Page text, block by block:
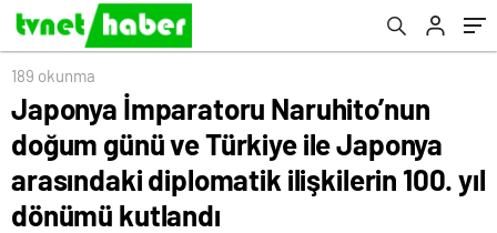
diplomatik ilişkilerin 100. yıl dönümü
kutlandı
189 okunma
Japonya İmparatoru Naruhito’nun
doğum günü ve Türkiye ile Japonya
arasındaki diplomatik ilişkilerin 100. yıl
dönümü kutlandı